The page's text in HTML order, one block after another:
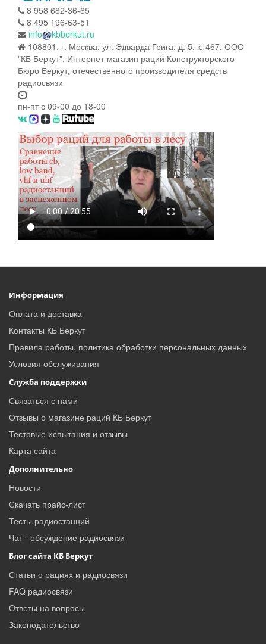
8 958 682-36-65
8 495 196-63-51
info
kbberkut.ru
108801, г. Москва, ул. Эдварда Грига, д. 5, к. 467, ООО
"КБ Беркут". Интернет-магазин раций Конструкторского
Бюро Беркут, отечественного производителя средств
радиосвязи
пн-пт с 09-00 до 18-00
Информация
Оплата и доставка
Контакты КБ Беркут
Правила работы, политика обработки персональных данных
Условия обслуживания
Служба поддержки
Связаться с нами
Отзывы о магазине раций КБ Беркут
Тестовые испытания и отзывы
Карта сайта
Дополнительно
Новости
Скачать прайс-лист
Тесты радиостанций
Чат - обсуждение радиосвязи
Блог сайта КБ Беркут
Статьи о рациях и радиосвязи
FAQ радиосвязи
Ответы на вопросы
Законодательство